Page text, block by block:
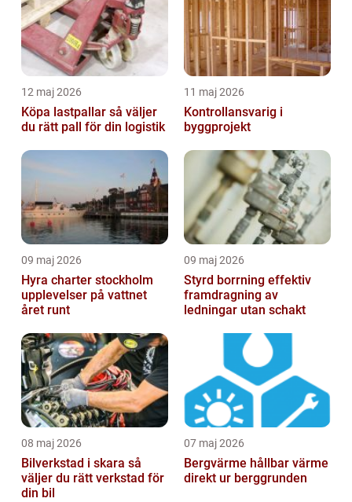
12 maj 2026
Köpa lastpallar så väljer
du rätt pall för din logistik
11 maj 2026
Kontrollansvarig i
byggprojekt
09 maj 2026
Hyra charter stockholm
upplevelser på vattnet
året runt
09 maj 2026
Styrd borrning effektiv
framdragning av
ledningar utan schakt
08 maj 2026
Bilverkstad i skara så
väljer du rätt verkstad för
din bil
07 maj 2026
Bergvärme hållbar värme
direkt ur berggrunden